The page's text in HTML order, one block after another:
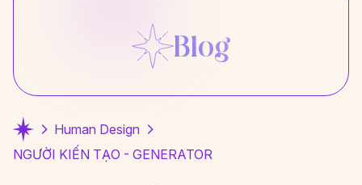
Blog
Human Design
NGƯỜI KIẾN TẠO - GENERATOR